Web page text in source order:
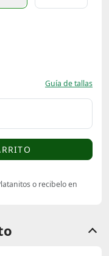
Guía de tallas
o recibelo en